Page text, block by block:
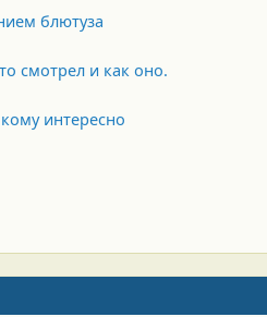
блютуза
смотрел и как оно.
интересно